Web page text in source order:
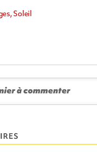
Soleil